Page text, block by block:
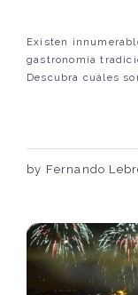
Existen
gastronomía
Descubra cuáles
by Fernando